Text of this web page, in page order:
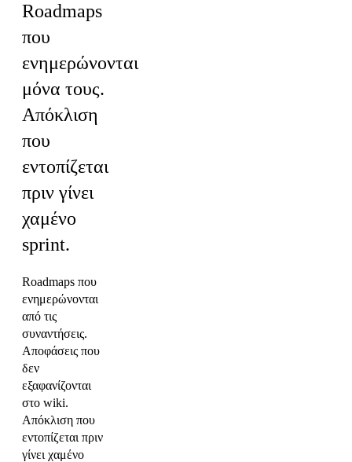
Roadmaps
που
ενημερώνονται
μόνα τους.
Απόκλιση
που
εντοπίζεται
πριν γίνει
χαμένο
sprint.
Roadmaps που
ενημερώνονται
από τις
συναντήσεις.
Αποφάσεις που
δεν
εξαφανίζονται
στο wiki.
Απόκλιση που
εντοπίζεται πριν
γίνει χαμένο